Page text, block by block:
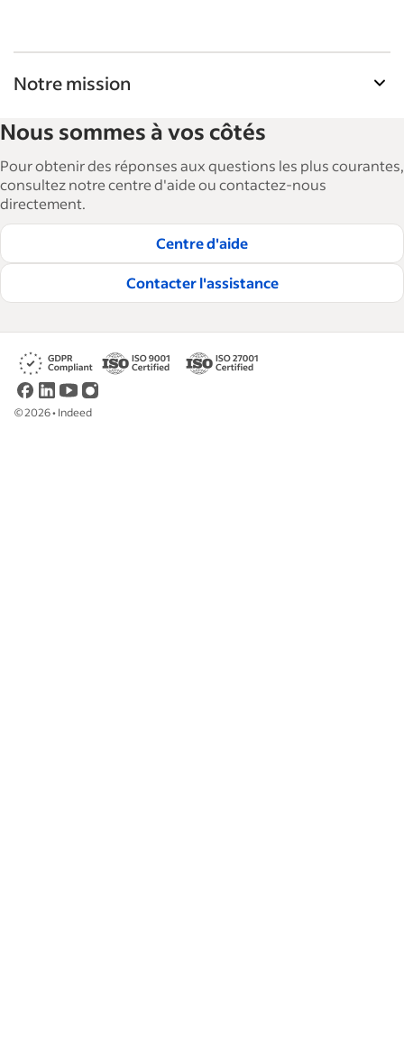
Notre mission
employeurs d'Indeed aide les entreprises à
agrandir et à gérer leurs effectifs. Avec plus de 15
000 articles en 6 langues, nous proposons des
conseils, des guides détaillés et des bonnes
pratiques visant à aider les entreprises à
embaucher et à fidéliser les talents.
Lire nos règles éditoriales
Nous sommes à vos côtés
Pour obtenir des réponses aux questions les plus courantes,
consultez notre centre d'aide ou contactez-nous
directement.
Centre d'aide
Contacter l'assistance
©2026• Indeed